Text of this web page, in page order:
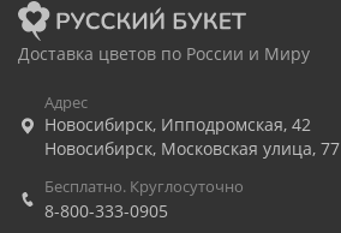
Доставка цветов по России и Миру
Адрес
Новосибирск, Ипподромская, 42
Новосибирск, Московская улица, 77
Бесплатно. Круглосуточно
8-800-333-0905